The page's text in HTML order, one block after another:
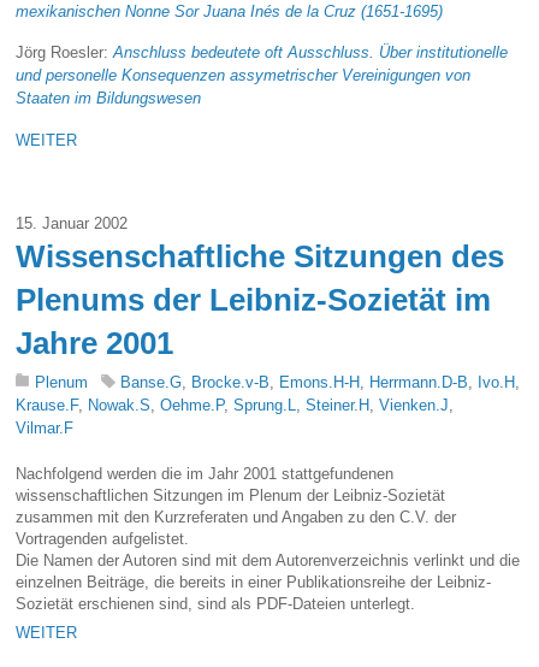
mexikanischen Nonne Sor Juana Inés de la Cruz (1651-1695)
Jörg Roesler:Anschluss bedeutete oft Ausschluss. Über institutionelle
und personelle Konsequenzen assymetrischer Vereinigungen von
Staaten im Bildungswesen
WEITER
15. Januar 2002
Wissenschaftliche Sitzungen des
Plenums der Leibniz-Sozietät im
Jahre 2001
Plenum Banse.G Brocke.v-B Emons.H-H Herrmann.D-B Ivo.H
Krause.F, Nowak.S ,Oehme.P,Sprung.L ,Steiner.H ,Vienken.J
Vilmar.F
Nachfolgend werden die im Jahr 2001 stattgefundenen
wissenschaftlichen Sitzungen im Plenum der Leibniz-Sozietät
zusammen mit den Kurzreferaten und Angaben zu den C.V. der
Vortragenden aufgelistet.
Die Namen der Autoren sind mit dem Autorenverzeichnis verlinkt und die
einzelnen Beiträge, die bereits in einer Publikationsreihe der Leibniz-
Sozietät erschienen sind, sind als PDF-Dateien unterlegt.
WEITER